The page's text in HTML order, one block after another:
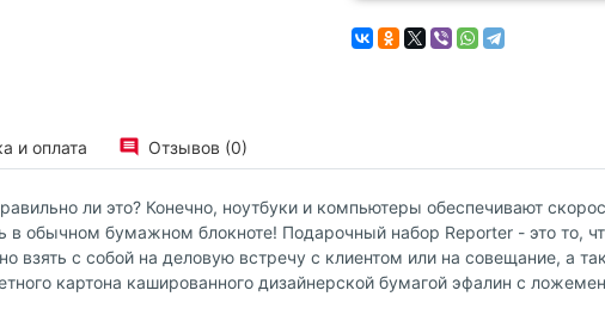
и оплата Отзывов (0)
ли это? Конечно, ноутбуки и компьютеры обеспечивают
в обычном бумажном блокноте! Подарочный набор Reporter - это то,
с собой на деловую встречу с клиентом или на совещание, а
картона кашированного дизайнерской бумагой эфалин с